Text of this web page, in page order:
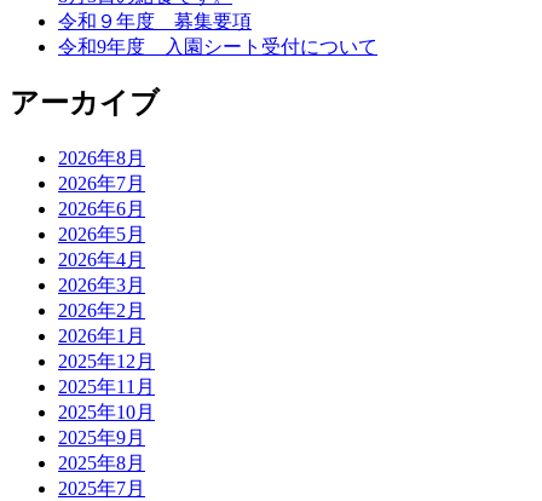
令和９年度 募集要項
令和9年度 入園シート受付について
アーカイブ
2026年8月
2026年7月
2026年6月
2026年5月
2026年4月
2026年3月
2026年2月
2026年1月
2025年12月
2025年11月
2025年10月
2025年9月
2025年8月
2025年7月